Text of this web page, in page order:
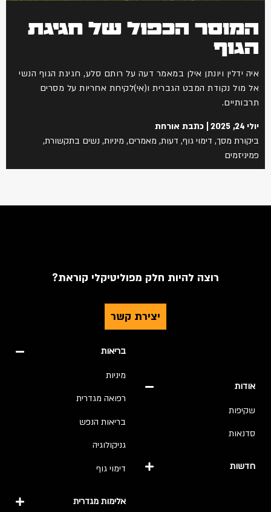
המוסר הכפול של חגיגת
הגוף
איה ידלין ויונתן אילן במאמר דעה על רותם סלע, חגיגת הגוף הנשי
אל מול נקודת המבט הגברית ו(אי)לקיחת אחריות על מסרים
תרבותיים.
יולי 24, 2025
כתבת אורחת
ביקורת מסך, דימוי גוף, דעות, מאמרים, מיניות, נשים בתקשורת,
פמיניזמים
רוצה להיות חלק מפוליטיקלי קוראת?
יצירת קשר
אודות
שקיפות
סדנאות
חדשות
בריאות
מיניות
רפואה מגדרית
בריאות הנפש
גניקולוגיה
דימוי גוף
אלימות מגדרית